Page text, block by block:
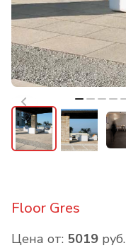
Floor Gres
Цена от: 5019 руб.